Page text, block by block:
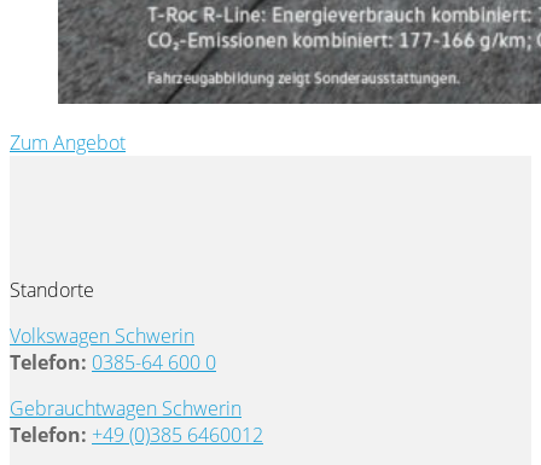
Zum Angebot
Standorte
Volkswagen Schwerin
Telefon: 0385-64 600 0
Gebrauchtwagen Schwerin
Telefon: +49 (0)385 6460012